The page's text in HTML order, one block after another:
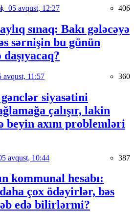
05 avqust, 12:27 406
sınaq: Bakı gələcəyə
sərnişin bu günün
avqust, 11:57 360
siyasətini
çalışır, lakin
beyin axını problemləri
avqust, 10:44 387
kommunal hesabı:
çox ödəyirlər, bəs
edə bilirlərmi?